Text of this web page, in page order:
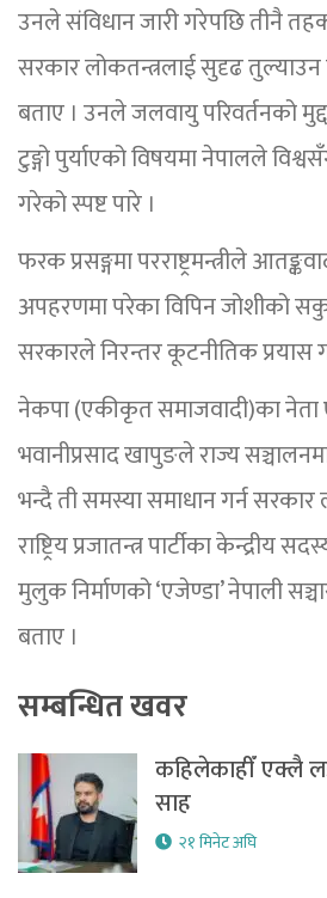
उनले संविधान जारी गरेपछि तीनै
सरकार लोकतन्त्रलाई सुदृढ तुल्याउन
बताए । उनले जलवायु परिवर्तनको
टुङ्गो पुर्याएको विषयमा नेपालले
गरेको स्पष्ट पारे ।
फरक प्रसङ्गमा परराष्ट्रमन्त्रीले
अपहरणमा परेका विपिन जोशीको
सरकारले निरन्तर कूटनीतिक प्रयास
नेकपा (एकीकृत समाजवादी)का नेता
भवानीप्रसाद खापुङले राज्य
भन्दै ती समस्या समाधान गर्न सरकार
राष्ट्रिय प्रजातन्त्र पार्टीका केन्द्रीय
मुलुक निर्माणको ‘एजेण्डा’ नेपाली
बताए ।
सम्बन्धित खवर
कहिलेकाहीँ एक्लै
साह
२१ मिनेट अघि